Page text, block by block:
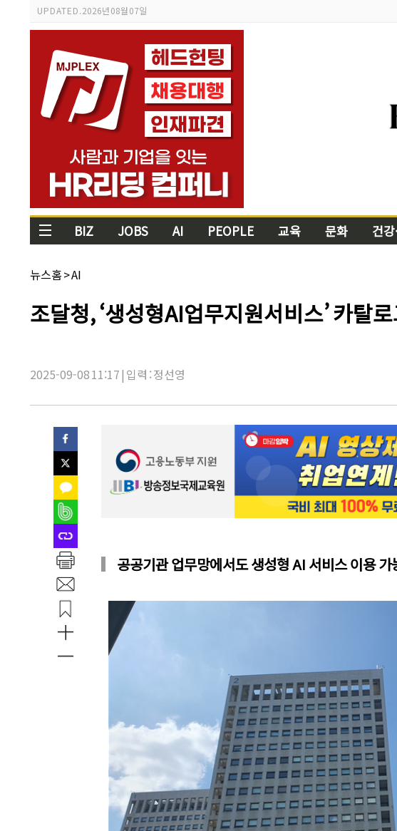
UPDATED.2026년 08월 07일
BIZ JOBS AI PEOPLE 교육 문화 건
채
널
뉴스홈>AI
기
사
조달청, ‘생성형AI업무지원서비스’ 카탈
2025-09-08 11:17 | 입력 : 정선영
공공기관 업무망에서도 생성형 AI 서비스 이용 가